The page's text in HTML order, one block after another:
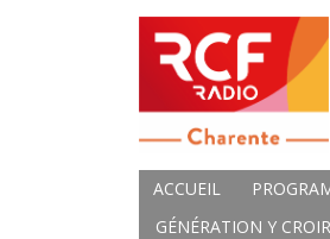
ACCUEIL
GÉNÉRATION Y